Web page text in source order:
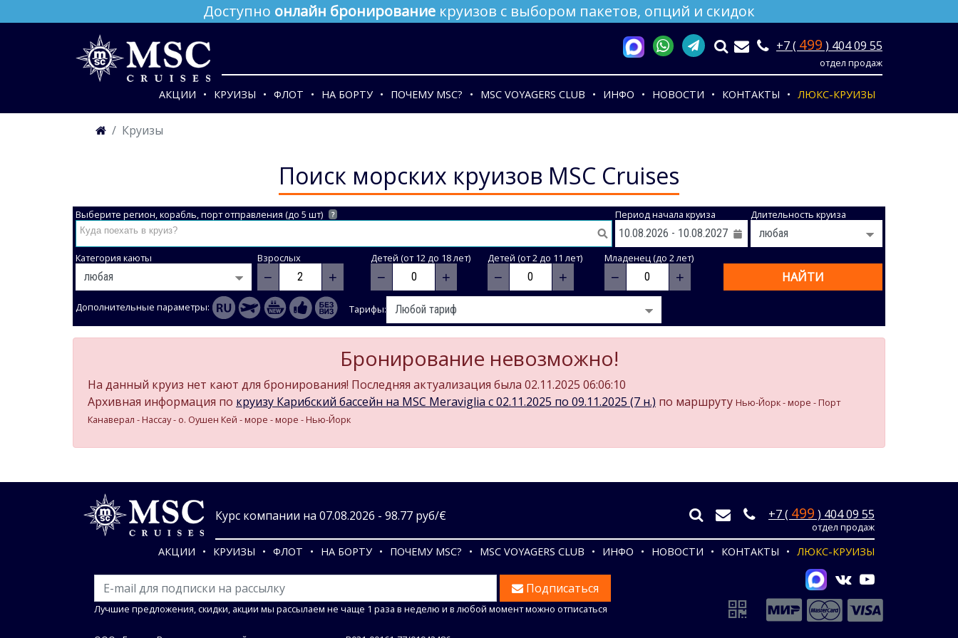
Доступно онлайн бронирование круизов с выбором пакетов, опций и скидок
+7 ( 499 ) 404 09 55
отдел продаж
АКЦИИ КРУИЗЫ ФЛОТ НА БОРТУ ПОЧЕМУ MSC? MSC VOYAGERS CLUB ИНФО НОВОСТИ КОНТАКТЫ ЛЮКС-КРУИЗЫ
Круизы
Поиск морских круизов MSC Cruises
Выберите регион, корабль, порт отправления (до 5 шт) ? Период начала круиза Длительность круиза
Категория каюты Взрослых
− +
Детей (от 12 до 18 лет)
− +
Детей (от 2 до 11 лет)
− +
Младенец (до 2 лет)
− + НАЙТИ
Дополнительные параметры: Тарифы:
Бронирование невозможно!
На данный круиз нет кают для бронирования! Последняя актуализация была 02.11.2025 06:06:10
Архивная информация по круизу Карибский бассейн на MSC Meraviglia c 02.11.2025 по 09.11.2025 (7 н.) по маршруту Нью-Йорк - море - Порт
Канаверал - Нассау - о. Оушен Кей - море - море - Нью-Йорк
Курс компании на 07.08.2026 - 98.77 руб/€ +7 ( 499 ) 404 09 55
отдел продаж
АКЦИИ КРУИЗЫ ФЛОТ НА БОРТУ ПОЧЕМУ MSC? MSC VOYAGERS CLUB ИНФО НОВОСТИ КОНТАКТЫ ЛЮКС-КРУИЗЫ
Подписаться
Лучшие предложения, скидки, акции мы рассылаем не чаще 1 раза в неделю и в любой момент можно отписаться